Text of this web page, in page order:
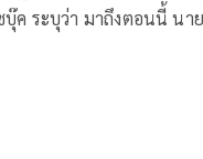
ค ระบุว่า มาถึงตอนนี้ นา